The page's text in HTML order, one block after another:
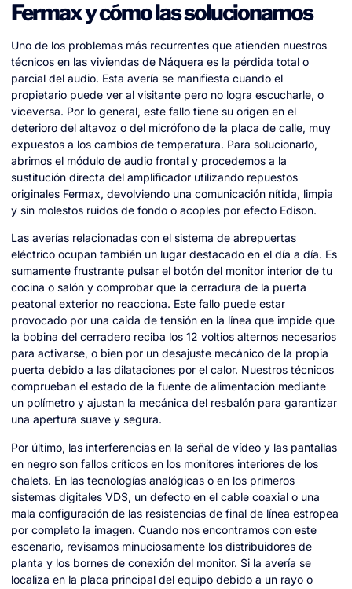
Fermax y cómo las solucionamos
Uno de los problemas más recurrentes que atienden nuestros
técnicos en las viviendas de Náquera es la pérdida total o
parcial del audio. Esta avería se manifiesta cuando el
propietario puede ver al visitante pero no logra escucharle, o
viceversa. Por lo general, este fallo tiene su origen en el
deterioro del altavoz o del micrófono de la placa de calle, muy
expuestos a los cambios de temperatura. Para solucionarlo,
abrimos el módulo de audio frontal y procedemos a la
sustitución directa del amplificador utilizando repuestos
originales Fermax, devolviendo una comunicación nítida, limpia
y sin molestos ruidos de fondo o acoples por efecto Edison.
Las averías relacionadas con el sistema de abrepuertas
eléctrico ocupan también un lugar destacado en el día a día. Es
sumamente frustrante pulsar el botón del monitor interior de tu
cocina o salón y comprobar que la cerradura de la puerta
peatonal exterior no reacciona. Este fallo puede estar
provocado por una caída de tensión en la línea que impide que
la bobina del cerradero reciba los 12 voltios alternos necesarios
para activarse, o bien por un desajuste mecánico de la propia
puerta debido a las dilataciones por el calor. Nuestros técnicos
comprueban el estado de la fuente de alimentación mediante
un polímetro y ajustan la mecánica del resbalón para garantizar
una apertura suave y segura.
Por último, las interferencias en la señal de vídeo y las pantallas
en negro son fallos críticos en los monitores interiores de los
chalets. En las tecnologías analógicas o en los primeros
sistemas digitales VDS, un defecto en el cable coaxial o una
mala configuración de las resistencias de final de línea estropea
por completo la imagen. Cuando nos encontramos con este
escenario, revisamos minuciosamente los distribuidores de
planta y los bornes de conexión del monitor. Si la avería se
localiza en la placa principal del equipo debido a un rayo o